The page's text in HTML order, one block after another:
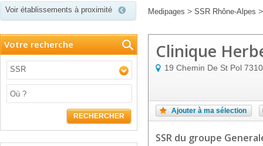
Voir établissements à proximité Medipages > SSR Rhône-Alpes
Votre recherche
SSR
RECHERCHER
Clinique
19 Chemin De St Pol
Ajouter à ma sélection
SSR du groupe